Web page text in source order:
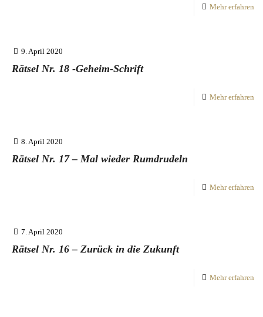
Mehr erfahren
9. April 2020
Rätsel Nr. 18 -Geheim-Schrift
Mehr erfahren
8. April 2020
Rätsel Nr. 17 – Mal wieder Rumdrudeln
Mehr erfahren
7. April 2020
Rätsel Nr. 16 – Zurück in die Zukunft
Mehr erfahren